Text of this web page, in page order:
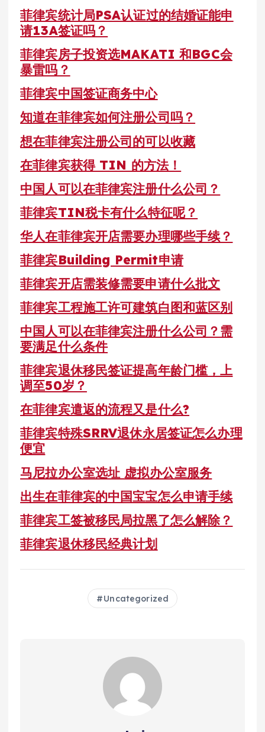
菲律宾统计局PSA认证过的结婚证能申
请13A签证吗？
菲律宾房子投资选MAKATI 和BGC会
暴雷吗？
菲律宾中国签证商务中心
知道在菲律宾如何注册公司吗？
想在菲律宾注册公司的可以收藏
在菲律宾获得 TIN 的方法！
中国人可以在菲律宾注册什么公司？
菲律宾TIN税卡有什么特征呢？
华人在菲律宾开店需要办理哪些手续？
菲律宾Building Permit申请
菲律宾开店需装修需要申请什么批文
菲律宾工程施工许可建筑白图和蓝区别
中国人可以在菲律宾注册什么公司？需
要满足什么条件
菲律宾退休移民签证提高年龄门槛，上
调至50岁？
在菲律宾遣返的流程又是什么?
菲律宾特殊SRRV退休永居签证怎么办理
便宜
马尼拉办公室选址 虚拟办公室服务
出生在菲律宾的中国宝宝怎么申请手续
菲律宾工签被移民局拉黑了怎么解除？
菲律宾退休移民经典计划
Uncategorized